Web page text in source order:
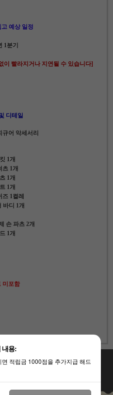
고 예상 일정
1분기
이 빨라지거나 지연될 수 있습니다]
디테일
규어 악세서리
1개
츠 1개
1개
1개
즈 1켤레
바디 1개
손 파츠 2개
1개
미포함
내용:
적립금 1000점을 추가지급 해드